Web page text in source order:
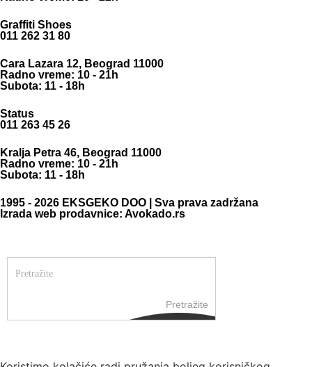
Graffiti Shoes
011 262 31 80
Cara Lazara 12, Beograd 11000
Radno vreme: 10 - 21h
Subota: 11 - 18h
Status
011 263 45 26
Kralja Petra 46, Beograd 11000
Radno vreme: 10 - 21h
Subota: 11 - 18h
1995 - 2026 EKSGEKO DOO | Sva prava zadržana
Izrada web prodavnice: Avokado.rs
Pretražite